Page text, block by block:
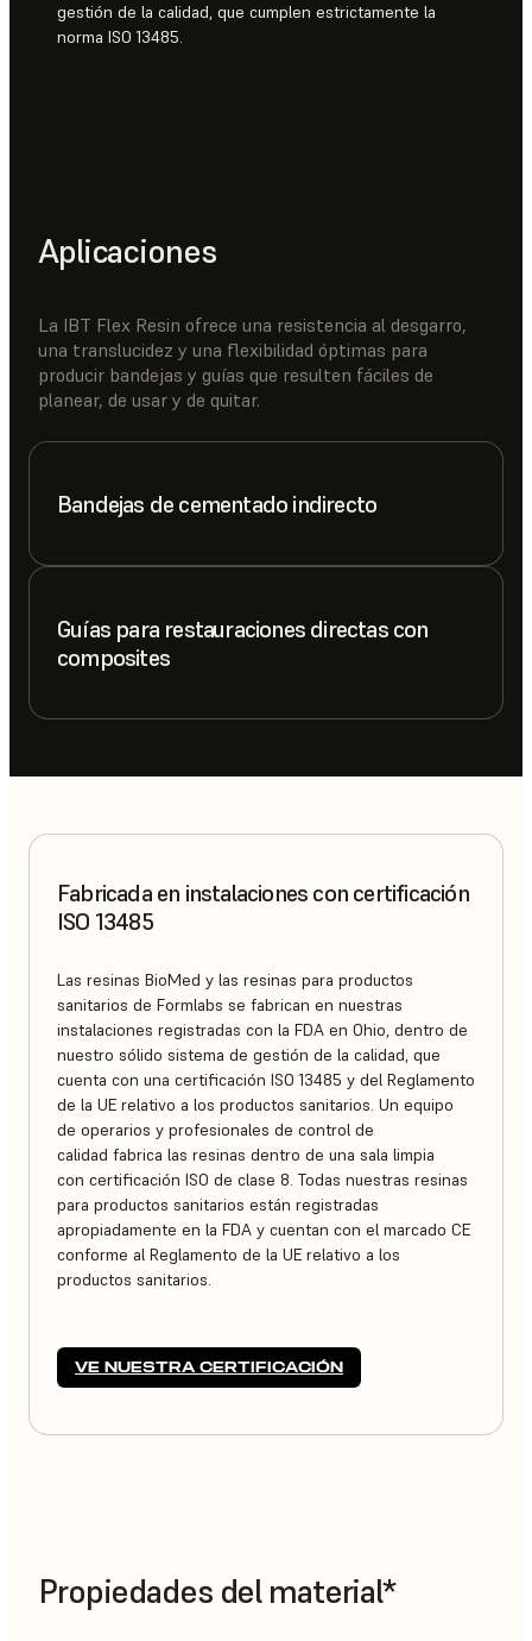
gestión de la calidad, que cumplen estrictamente la
norma ISO 13485.
Aplicaciones
La IBT Flex Resin ofrece una resistencia al desgarro,
una translucidez y una flexibilidad óptimas para
producir bandejas y guías que resulten fáciles de
planear, de usar y de quitar.
Bandejas de cementado indirecto
Guías para restauraciones directas con
composites
Fabricada en instalaciones con certificación
ISO 13485
Las resinas BioMed y las resinas para productos
sanitarios de Formlabs se fabrican en nuestras
instalaciones registradas con la FDA en Ohio, dentro de
nuestro sólido sistema de gestión de la calidad, que
cuenta con una certificación ISO 13485 y del Reglamento
de la UE relativo a los productos sanitarios. Un equipo
de operarios y profesionales de control de
calidad fabrica las resinas dentro de una sala limpia
con certificación ISO de clase 8. Todas nuestras resinas
para productos sanitarios están registradas
apropiadamente en la FDA y cuentan con el marcado CE
conforme al Reglamento de la UE relativo a los
productos sanitarios.
VE NUESTRA CERTIFICACIÓN
Propiedades del material*